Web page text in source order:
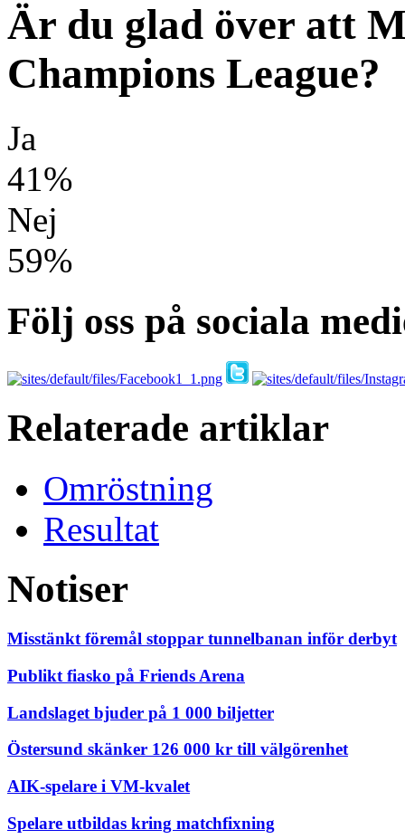
Är du glad över att
Champions League?
Ja
41%
Nej
59%
Följ oss på sociala
Relaterade artiklar
Omröstning
Resultat
Notiser
Misstänkt föremål stoppar tunnelbanan inför derbyt
Publikt fiasko på Friends Arena
Landslaget bjuder på 1 000 biljetter
Östersund skänker 126 000 kr till välgörenhet
AIK-spelare i VM-kvalet
Spelare utbildas kring matchfixning